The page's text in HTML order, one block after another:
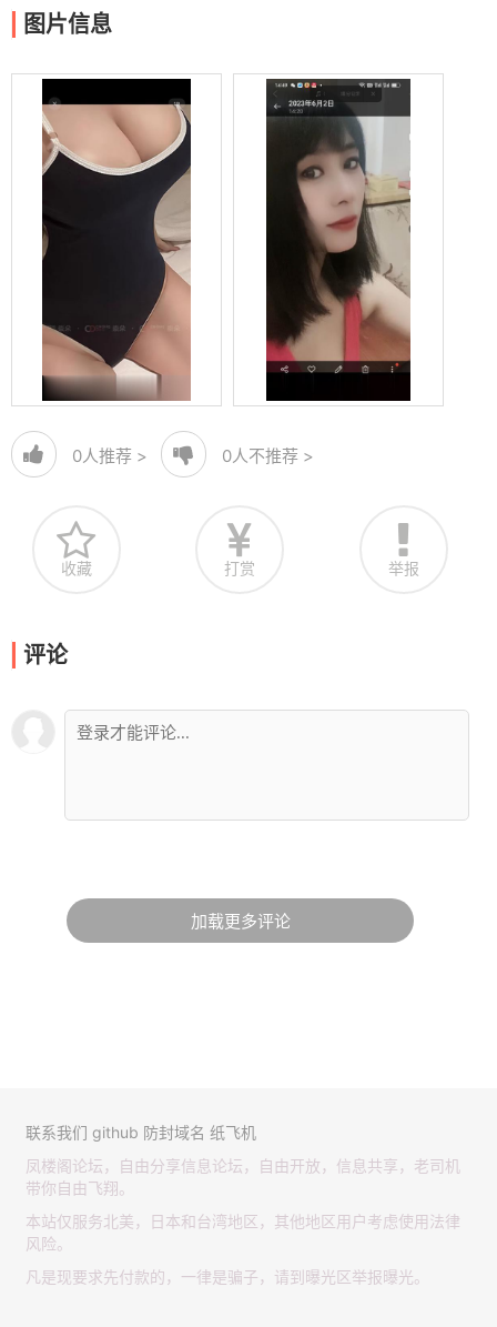
图片信息
0人推荐 > 0人不推荐 >
收藏 打赏 举报
评论
加载更多评论
联系我们 github 防封域名 纸飞机
凤楼阁论坛，自由分享信息论坛，自由开放，信息共享，老司机
带你自由飞翔。
本站仅服务北美，日本和台湾地区，其他地区用户考虑使用法律
风险。
凡是现要求先付款的，一律是骗子，请到曝光区举报曝光。